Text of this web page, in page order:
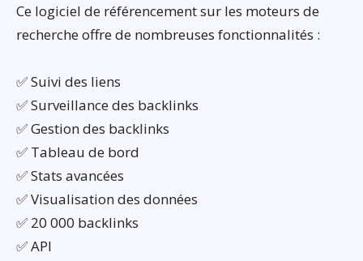
Ce logiciel de référencement sur les moteurs de
recherche offre de nombreuses fonctionnalités :
✅ Suivi des liens
✅ Surveillance des backlinks
✅ Gestion des backlinks
✅ Tableau de bord
✅ Stats avancées
✅ Visualisation des données
✅ 20 000 backlinks
✅ API